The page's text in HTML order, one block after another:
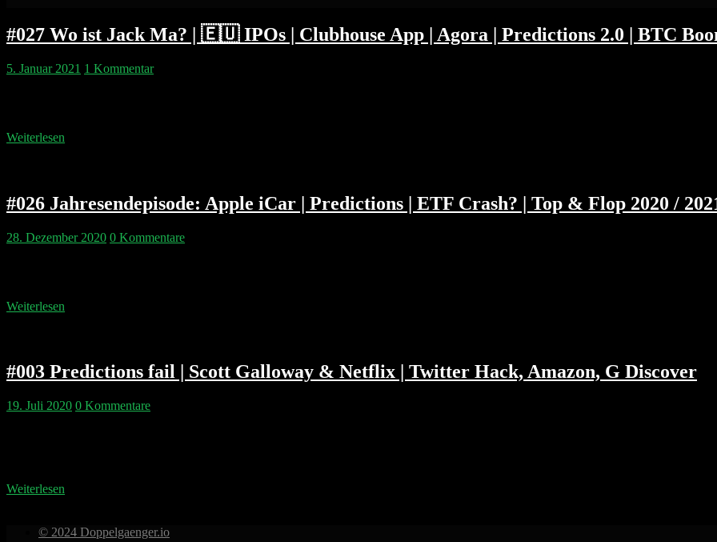
#027 Wo ist Jack Ma? | 🇪🇺 IPOs | Clubhouse App | Agora | Predictions 2.0 | BTC
5. Januar 2021 1 Kommentar
Weiterlesen
#026 Jahresendepisode: Apple iCar | Predictions | ETF Crash? | Top & Flop 2020 /
28. Dezember 2020 0 Kommentare
Weiterlesen
#003 Predictions fail | Scott Galloway & Netflix | Twitter Hack, Amazon, G Discover
19. Juli 2020 0 Kommentare
Weiterlesen
© 2024 Doppelgaenger.io